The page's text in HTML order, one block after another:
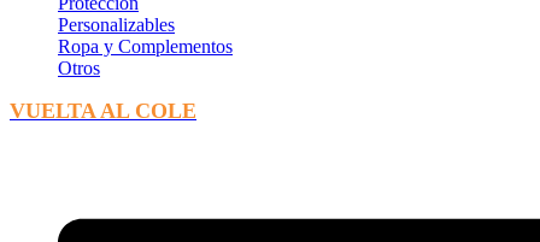
Personalizables
Ropa y Complementos
Otros
VUELTA AL COLE